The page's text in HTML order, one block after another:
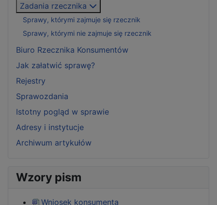
Zadania rzecznika
Sprawy, którymi zajmuje się rzecznik
Sprawy, którymi nie zajmuje się rzecznik
Biuro Rzecznika Konsumentów
Jak załatwić sprawę?
Rejestry
Sprawozdania
Istotny pogląd w sprawie
Adresy i instytucje
Archiwum artykułów
Wzory pism
Wniosek konsumenta